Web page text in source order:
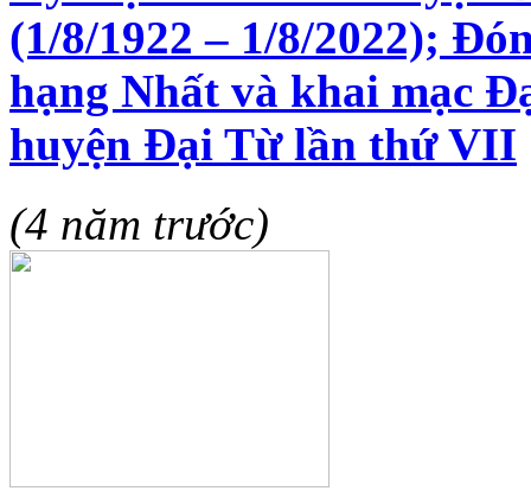
(1/8/1922 – 1/8/2022);
hạng Nhất và khai mạc
huyện Đại Từ lần thứ VII
(4 năm trước)